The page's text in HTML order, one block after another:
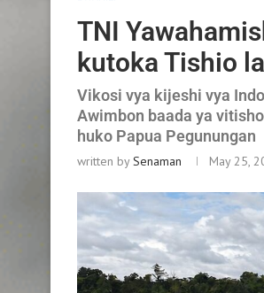
TNI
kutoka Tishio
Vikosi vya kijeshi vya
Awimbon baada ya
huko Papua Pegunungan
written bySenaman May 25,